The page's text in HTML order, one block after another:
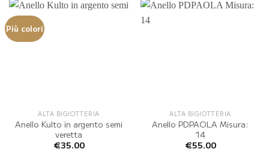
Più colori
ALTA BIGIOTTERIA
Anello Kulto in argento semi
veretta
€35.00
ALTA BIGIOTTERIA
Anello PDPAOLA Misura:
14
€55.00